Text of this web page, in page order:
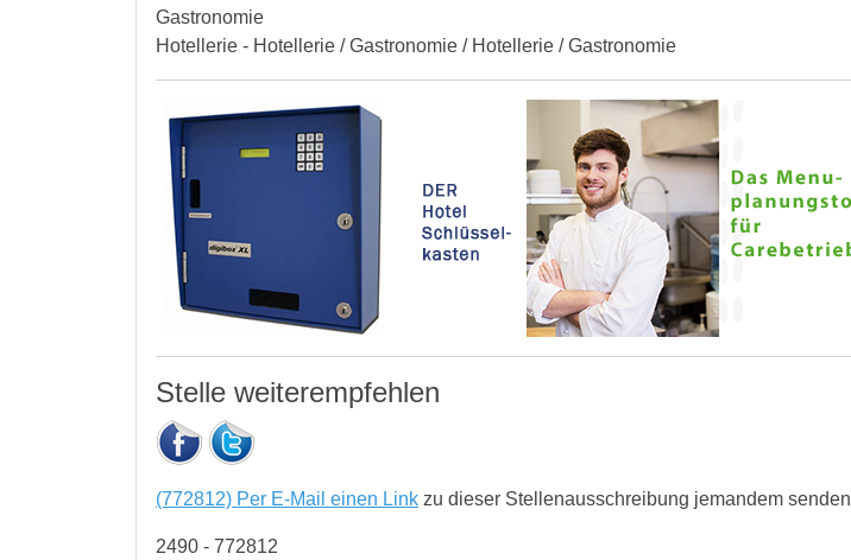
Gastronomie
Hotellerie - Hotellerie / Gastronomie / Hotellerie / Gastronomie
Stelle weiterempfehlen
(772812) Per E-Mail einen Link zu dieser Stellenausschreibung jemandem senden
2490 - 772812